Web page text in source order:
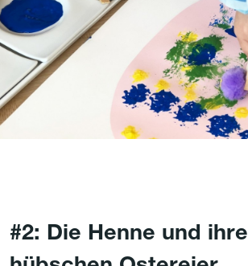
#2: Die Henne und ihre